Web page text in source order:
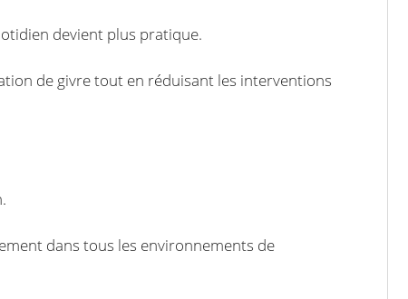
devient plus pratique.
de givre tout en réduisant les interventions
dans tous les environnements de